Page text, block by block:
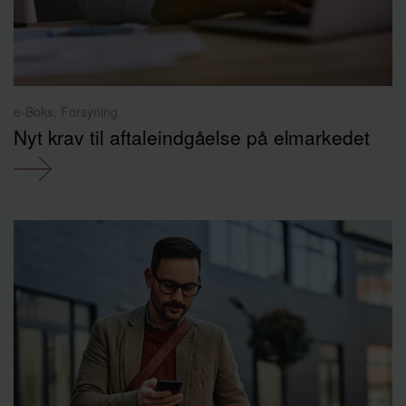
e-Boks, Forsyning
Nyt krav til aftaleindgåelse på elmarkedet